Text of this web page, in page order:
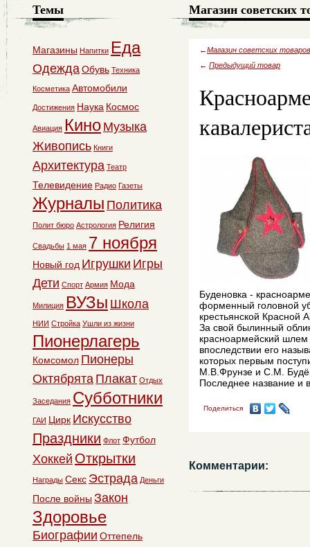
Магазин советских
←Магазин советских товаров
← Предыдущий товар
Буденовка -
форменный головной
крестьянской Красной
За свой былинный
красноармейский шлем
впоследствии его
которых первым
М.В.Фрунзе и С.М.
Последнее название и
Поделиться
Комментарии:
Темы
Магазины Напитки Еда
ОдеждаОбувь Техника
Косметика Автомобили
Достижения Наука Космос
Авиация Кино Музыка
Живопись Книги
Архитектура Театр
Телевидение Радио Газеты
Журналы Политика
Полит бюро Астрология Религия
Свадьбы 1 мая 7 ноября
Новый год Игрушки Игры
Дети Спорт Армия Мода
Милиция ВУЗы Школа
НИИ Стройка Ушли из жизни
Пионерлагерь
Комсомол Пионеры
Октябрята Плакат Отдых
Заседания Субботники
ГАИ Цирк Искусство
Праздники Флот Футбол
Хоккей Открытки
Награды Секс Эстрада Деньги
После войны Закон
Здоровье
Биографии Оттепель